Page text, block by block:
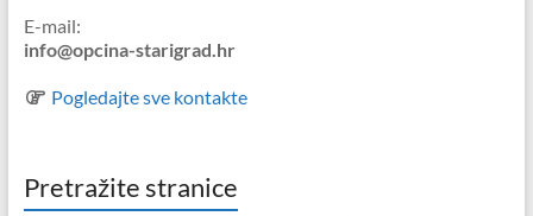
E-mail:
info@opcina-starigrad.hr
Pogledajte sve kontakte
Pretražite stranice